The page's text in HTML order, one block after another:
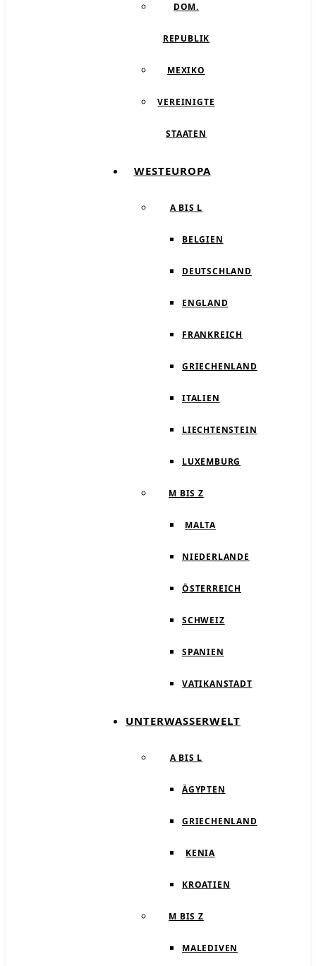
DOM.
REPUBLIK
MEXIKO
VEREINIGTE
STAATEN
WESTEUROPA
A BIS L
BELGIEN
DEUTSCHLAND
ENGLAND
FRANKREICH
GRIECHENLAND
ITALIEN
LIECHTENSTEIN
LUXEMBURG
M BIS Z
MALTA
NIEDERLANDE
ÖSTERREICH
SCHWEIZ
SPANIEN
VATIKANSTADT
UNTERWASSERWELT
A BIS L
ÄGYPTEN
GRIECHENLAND
KENIA
KROATIEN
M BIS Z
MALEDIVEN